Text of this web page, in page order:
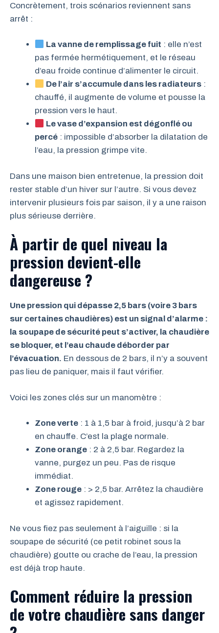
Concrètement, trois scénarios reviennent sans
arrêt :
La vanne de remplissage fuit : elle n’est
pas fermée hermétiquement, et le réseau
d’eau froide continue d’alimenter le circuit.
De l’air s’accumule dans les radiateurs :
chauffé, il augmente de volume et pousse la
pression vers le haut.
Le vase d’expansion est dégonflé ou
percé : impossible d’absorber la dilatation de
l’eau, la pression grimpe vite.
Dans une maison bien entretenue, la pression doit
rester stable d’un hiver sur l’autre. Si vous devez
intervenir plusieurs fois par saison, il y a une raison
plus sérieuse derrière.
À partir de quel niveau la
pression devient-elle
dangereuse ?
Une pression qui dépasse 2,5 bars (voire 3 bars
sur certaines chaudières) est un signal d’alarme :
la soupape de sécurité peut s’activer, la chaudière
se bloquer, et l’eau chaude déborder par
l’évacuation. En dessous de 2 bars, il n’y a souvent
pas lieu de paniquer, mais il faut vérifier.
Voici les zones clés sur un manomètre :
Zone verte : 1 à 1,5 bar à froid, jusqu’à 2 bar
en chauffe. C’est la plage normale.
Zone orange : 2 à 2,5 bar. Regardez la
vanne, purgez un peu. Pas de risque
immédiat.
Zone rouge : > 2,5 bar. Arrêtez la chaudière
et agissez rapidement.
Ne vous fiez pas seulement à l’aiguille : si la
soupape de sécurité (ce petit robinet sous la
chaudière) goutte ou crache de l’eau, la pression
est déjà trop haute.
Comment réduire la pression
de votre chaudière sans danger